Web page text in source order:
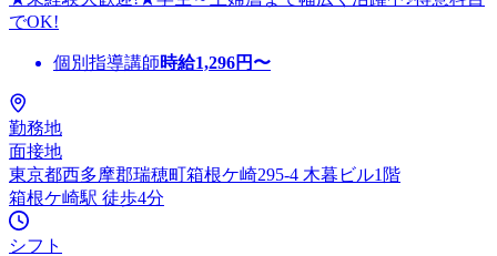
でOK!
個別指導講師時給1,296円〜
勤務地
面接地
東京都西多摩郡瑞穂町箱根ケ崎295-4 木暮ビル1階
箱根ケ崎駅 徒歩4分
シフト